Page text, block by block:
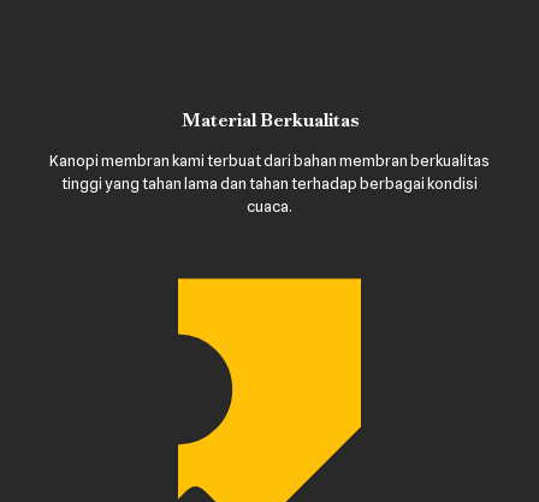
Material Berkualitas
Kanopi membran kami terbuat dari bahan membran berkualitas
tinggi yang tahan lama dan tahan terhadap berbagai kondisi
cuaca.